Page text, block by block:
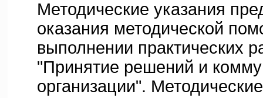
Методические указания
оказания методической
выполнении практических
"Принятие решений и
организации".